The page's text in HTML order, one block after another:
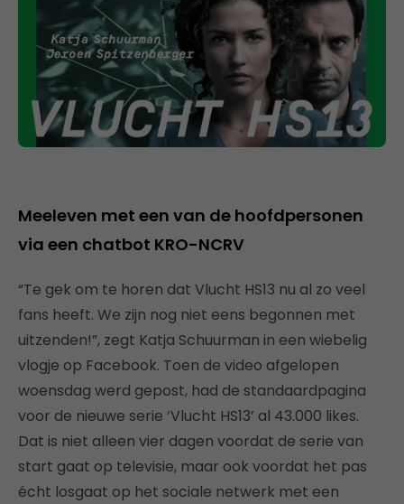
Meeleven met een van de hoofdpersonen
via een chatbot KRO-NCRV
“Te gek om te horen dat Vlucht HS13 nu al zo veel
fans heeft. We zijn nog niet eens begonnen met
uitzenden!”, zegt Katja Schuurman in een wiebelig
vlogje op Facebook. Toen de video afgelopen
woensdag werd gepost, had de standaardpagina
voor de nieuwe serie ‘Vlucht HS13’ al 43.000 likes.
Dat is niet alleen vier dagen voordat de serie van
start gaat op televisie, maar ook voordat het pas
écht losgaat op het sociale netwerk met een